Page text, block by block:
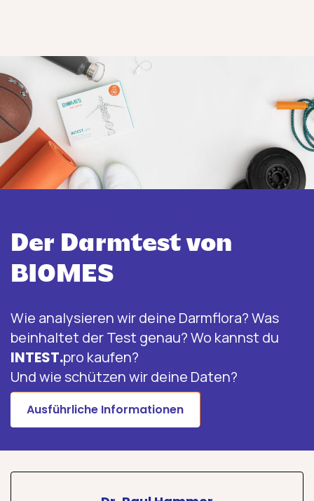
Der Darmtest von
BIOMES
Wie analysieren wir deine Darmflora? Was
beinhaltet der Test genau? Wo kannst du
INTEST.pro kaufen?
Und wie schützen wir deine Daten?
Ausführliche Informationen